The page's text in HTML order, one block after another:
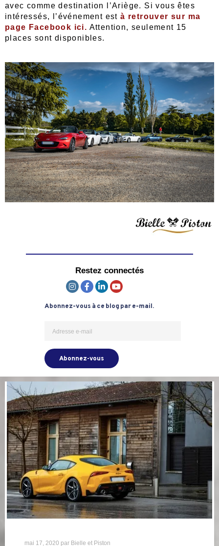
avec comme destination l’Ariège. Si vous êtes
intéressés, l’événement està retrouver sur ma
page Facebook ici. Attention, seulement 15
places sont disponibles.
Restez connectés
Abonnez-vous à ce blog par e-mail.
Abonnez-vous
mai 17, 2020 par Bielle et Piston